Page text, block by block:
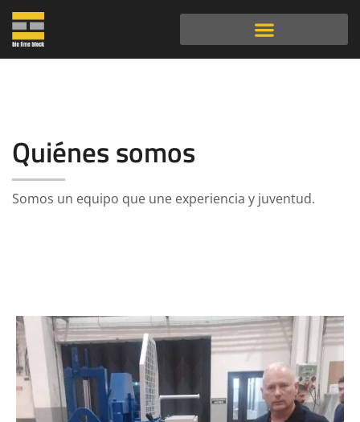
Quiénes somos
Somos un equipo que une experiencia y juventud.